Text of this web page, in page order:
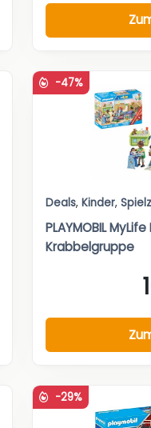
-47%
Deals, Kinder,
PLAYMOBIL
Krabbelgruppe
-29%